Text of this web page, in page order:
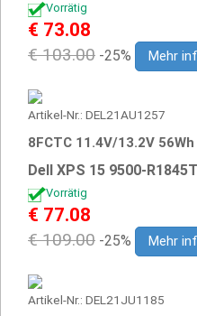
Vorrätig
€ 73.08
€ 103.00 -25% Mehr
Artikel-Nr.: DEL21AU1257
8FCTC 11.4V/13.2V
Dell XPS 15 9500-
Vorrätig
€ 77.08
€ 109.00 -25% Mehr
Artikel-Nr.: DEL21JU1185